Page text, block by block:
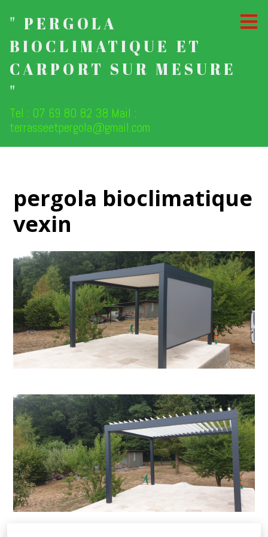
au
principal
" PERGOLA
BIOCLIMATIQUE ET
CARPORT SUR MESURE
"
Tel : 07 69 80 82 38 Mail :
terrasseetpergola@gmail.com
ACCUEIL
PERGOLA BIOCLIMATIQUE
CARPORT SUR MESURE
pergola bioclimatique
vexin